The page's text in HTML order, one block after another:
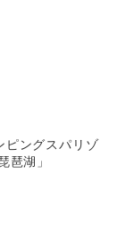
ピングスパリゾ
琶湖」